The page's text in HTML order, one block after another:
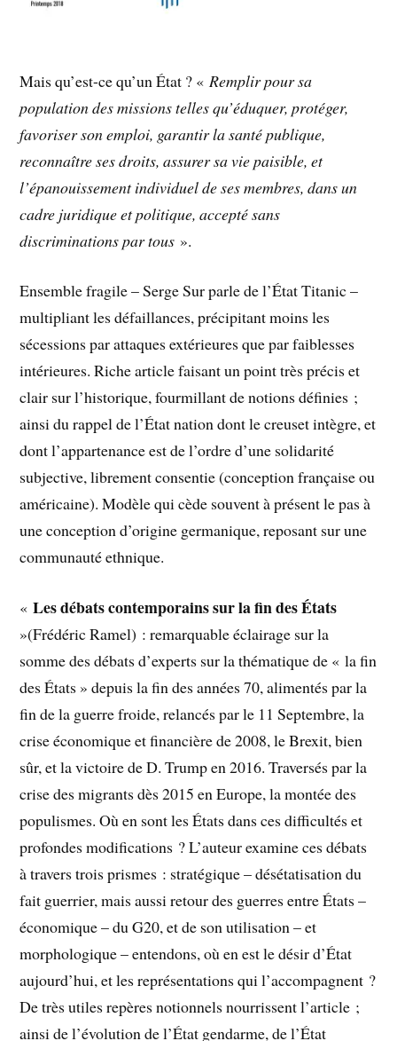
Mais qu’est-ce qu’un État ? « Remplir pour sa
population des missions telles qu’éduquer, protéger,
favoriser son emploi, garantir la santé publique,
reconnaître ses droits, assurer sa vie paisible, et
l’épanouissement individuel de ses membres, dans un
cadre juridique et politique, accepté sans
discriminations par tous ».
Ensemble fragile – Serge Sur parle de l’État Titanic –
multipliant les défaillances, précipitant moins les
sécessions par attaques extérieures que par faiblesses
intérieures. Riche article faisant un point très précis et
clair sur l’historique, fourmillant de notions définies ;
ainsi du rappel de l’État nation dont le creuset intègre, et
dont l’appartenance est de l’ordre d’une solidarité
subjective, librement consentie (conception française ou
américaine). Modèle qui cède souvent à présent le pas à
une conception d’origine germanique, reposant sur une
communauté ethnique.
«Les débats contemporains sur la fin des États
»(Frédéric Ramel) : remarquable éclairage sur la
somme des débats d’experts sur la thématique de « la fin
des États » depuis la fin des années 70, alimentés par la
fin de la guerre froide, relancés par le 11 Septembre, la
crise économique et financière de 2008, le Brexit, bien
sûr, et la victoire de D. Trump en 2016. Traversés par la
crise des migrants dès 2015 en Europe, la montée des
populismes. Où en sont les États dans ces difficultés et
profondes modifications ? L’auteur examine ces débats
à travers trois prismes : stratégique – désétatisation du
fait guerrier, mais aussi retour des guerres entre États –
économique – du G20, et de son utilisation – et
morphologique – entendons, où en est le désir d’État
aujourd’hui, et les représentations qui l’accompagnent ?
De très utiles repères notionnels nourrissent l’article ;
ainsi de l’évolution de l’État gendarme, de l’État